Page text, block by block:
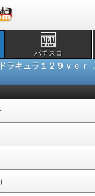
パチスロ
ラキュラ１２９ｖｅｒ．